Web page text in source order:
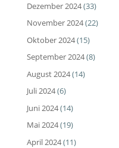
Dezember 2024(33)
November 2024(22)
Oktober 2024(15)
September 2024(8)
August 2024(14)
Juli 2024(6)
Juni 2024(14)
Mai 2024(19)
April 2024(11)